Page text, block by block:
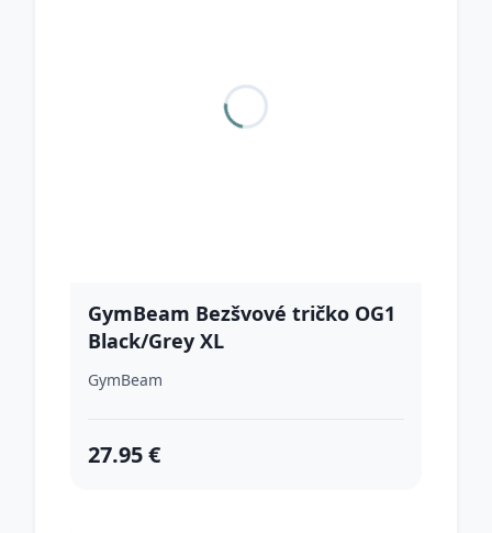
GymBeam Bezšvové tričko OG1
Black/Grey XL
GymBeam
27.95 €